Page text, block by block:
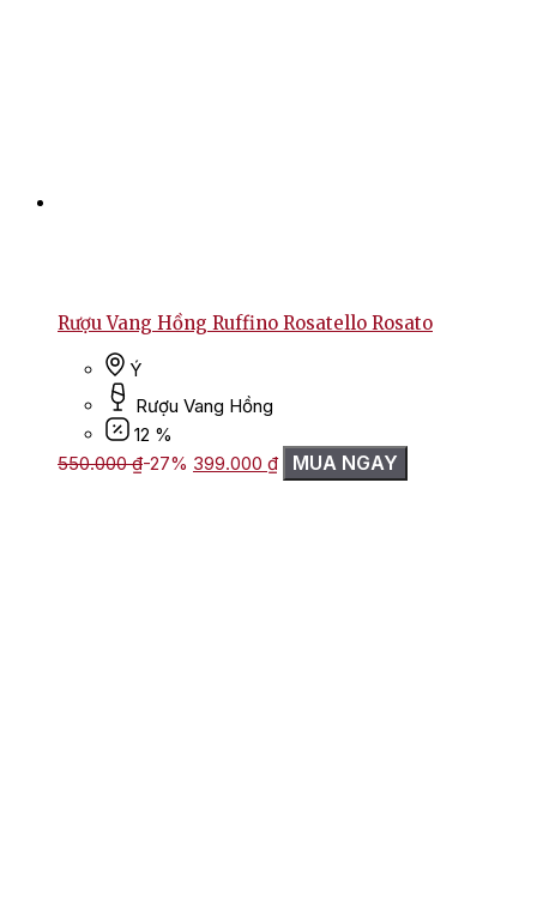
Rượu Vang Hồng Ruffino Rosatello Rosato
Ý
Rượu Vang Hồng
12 %
550.000₫-27% Giá
gốc
399.000 ₫Giá
hiện
MUA NGAY